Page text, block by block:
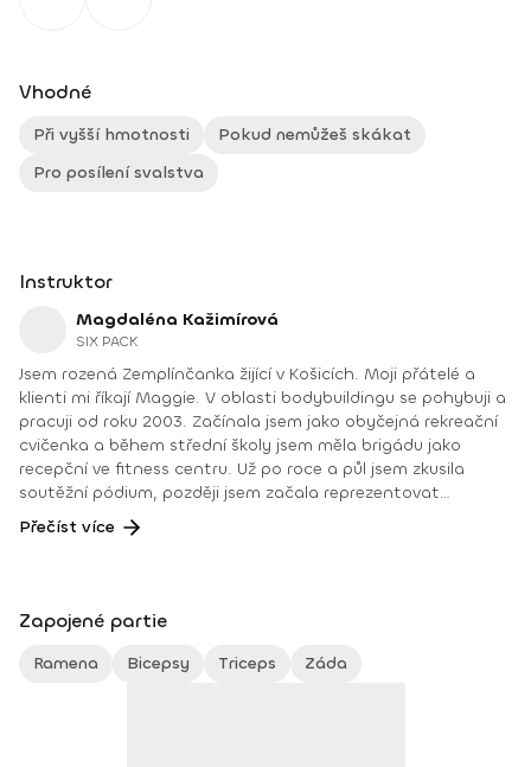
Vhodné
Při vyšší hmotnosti
Pokud nemůžeš skákat
Pro posílení svalstva
Instruktor
Magdaléna Kažimírová
SIX PACK
Jsem rozená Zemplínčanka žijící v Košicích. Moji přátelé a
klienti mi říkají Maggie. V oblasti bodybuildingu se pohybuji a
pracuji od roku 2003. Začínala jsem jako obyčejná rekreační
cvičenka a během střední školy jsem měla brigádu jako
recepční ve fitness centru. Už po roce a půl jsem zkusila
soutěžní pódium, později jsem začala reprezentovat
Slovensko a tenkrát začala i moje trenérská dráha. Netrénuji
jenom obyčejné rekreační cvičence, ale i závodníky, kteří už
touch nebo reflexologie. Maximum své pracovní energie,
vědomostí a zkušeností věnuji právě svým klientům ve snaze
pomáhat jim při zdokonalování jejich postav, udržování nebo
Přečíst více
Zapojené partie
Ramena Bicepsy Triceps Záda